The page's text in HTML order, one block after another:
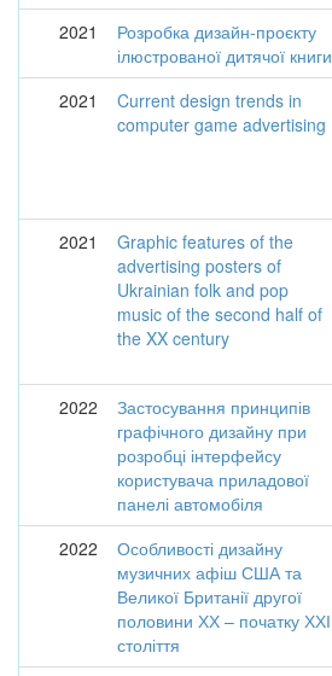
2021
Розробка дизайн-проєкту
ілюстрованої дитячої книги
2021
Current design trends in
computer game advertising
2021
Graphic features of the
advertising posters of
Ukrainian folk and pop
music of the second half of
the XX century
2022
Застосування принципів
графічного дизайну при
розробці інтерфейсу
користувача приладової
панелі автомобіля
2022
Особливості дизайну
музичних афіш США та
Великої Британії другої
половини ХХ – початку ХХІ
століття